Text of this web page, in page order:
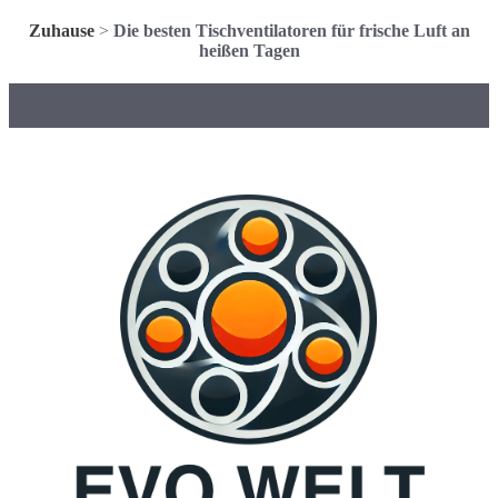
Zuhause> Die besten Tischventilatoren für frische Luft an
heißen Tagen